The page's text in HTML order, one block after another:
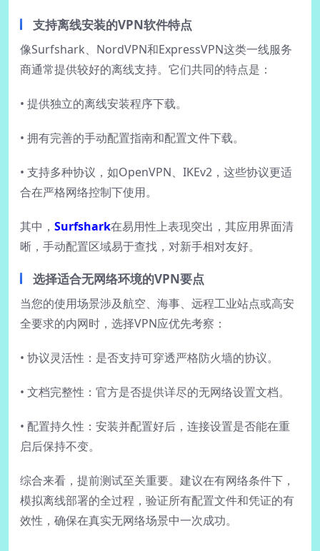
支持离线安装的VPN软件特点
像Surfshark、NordVPN和ExpressVPN这类一线服务
商通常提供较好的离线支持。它们共同的特点是：
• 提供独立的离线安装程序下载。
• 拥有完善的手动配置指南和配置文件下载。
• 支持多种协议，如OpenVPN、IKEv2，这些协议更适
合在严格网络控制下使用。
其中， Surfshark在易用性上表现突出，其应用界面清
晰，手动配置区域易于查找，对新手相对友好。
选择适合无网络环境的VPN要点
当您的使用场景涉及航空、海事、远程工业站点或高安
全要求的内网时，选择VPN应优先考察：
• 协议灵活性：是否支持可穿透严格防火墙的协议。
• 文档完整性：官方是否提供详尽的无网络设置文档。
• 配置持久性：安装并配置好后，连接设置是否能在重
启后保持不变。
综合来看，提前测试至关重要。建议在有网络条件下，
模拟离线部署的全过程，验证所有配置文件和凭证的有
效性，确保在真实无网络场景中一次成功。